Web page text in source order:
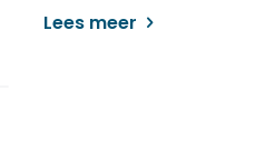
Lees meer